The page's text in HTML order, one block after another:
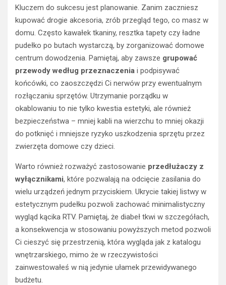
Kluczem do sukcesu jest planowanie. Zanim zaczniesz
kupować drogie akcesoria, zrób przegląd tego, co masz w
domu. Często kawałek tkaniny, resztka tapety czy ładne
pudełko po butach wystarczą, by zorganizować domowe
centrum dowodzenia. Pamiętaj, aby zawsze grupować
przewody według przeznaczenia i podpisywać
końcówki, co zaoszczędzi Ci nerwów przy ewentualnym
rozłączaniu sprzętów. Utrzymanie porządku w
okablowaniu to nie tylko kwestia estetyki, ale również
bezpieczeństwa – mniej kabli na wierzchu to mniej okazji
do potknięć i mniejsze ryzyko uszkodzenia sprzętu przez
zwierzęta domowe czy dzieci.
Warto również rozważyć zastosowanie przedłużaczy z
wyłącznikami, które pozwalają na odcięcie zasilania do
wielu urządzeń jednym przyciskiem. Ukrycie takiej listwy w
estetycznym pudełku pozwoli zachować minimalistyczny
wygląd kącika RTV. Pamiętaj, że diabeł tkwi w szczegółach,
a konsekwencja w stosowaniu powyższych metod pozwoli
Ci cieszyć się przestrzenią, która wygląda jak z katalogu
wnętrzarskiego, mimo że w rzeczywistości
zainwestowałeś w nią jedynie ułamek przewidywanego
budżetu.